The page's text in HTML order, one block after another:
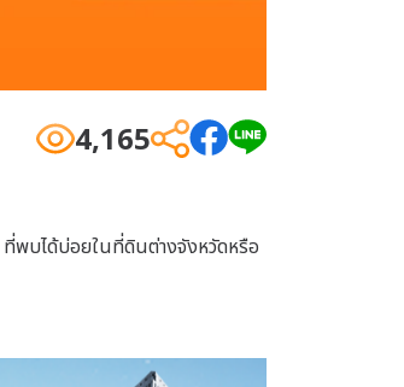
4,165
ที่พบได้บ่อยในที่ดินต่างจังหวัดหรือ